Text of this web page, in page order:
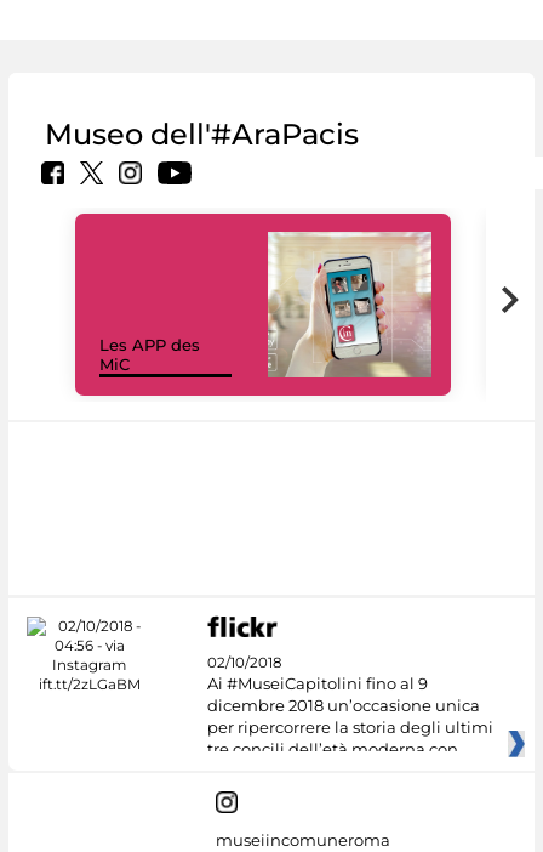
Museo dell'#AraPacis
Les APP des
MiC
02/10/2018
Ai #MuseiCapitolini fino al 9
dicembre 2018 un’occasione unica
per ripercorrere la storia degli ultimi
tre concili dell’età moderna con
museiincomuneroma